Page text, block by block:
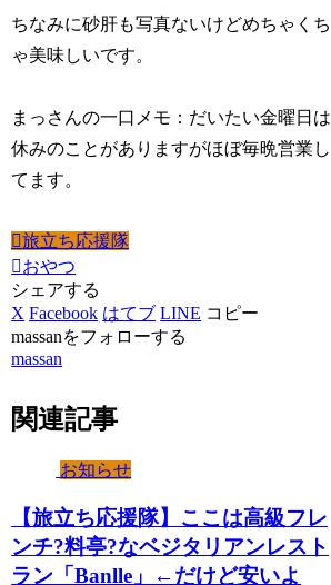
ちなみに砂肝も写真ないけどめちゃくち
ゃ美味しいです。
まっさんの一口メモ：だいたい金曜日は
休みのことがありますがほぼ毎晩営業し
てます。
旅立ち応援隊
おやつ
シェアする
X Facebook はてブ LINE コピー
massanをフォローする
massan
関連記事
お知らせ
【旅立ち応援隊】ここは高級フレ
ンチ?料亭?なベジタリアンレスト
ラン「Banlle」←だけど安いよ